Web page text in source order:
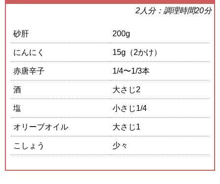
2人分：調理時間20分
砂肝 200g
にんにく 15g（2かけ）
赤唐辛子 1/4〜1/3本
酒 大さじ2
塩 小さじ1/4
オリーブオイル 大さじ1
こしょう 少々